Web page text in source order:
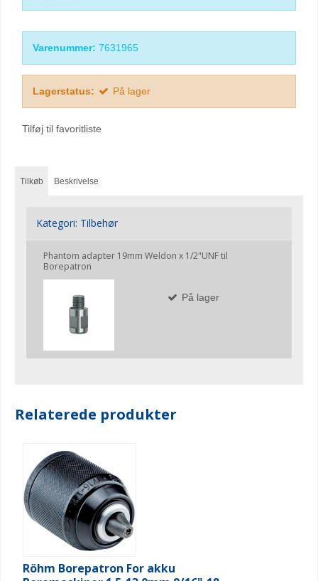
Varenummer: 7631965
Lagerstatus: På lager
Tilføj til favoritliste
Tilkøb Beskrivelse
Kategori: Tilbehør
Phantom adapter 19mm Weldon x 1/2"UNF til
Borepatron
På lager
Relaterede produkter
Röhm Borepatron For akku